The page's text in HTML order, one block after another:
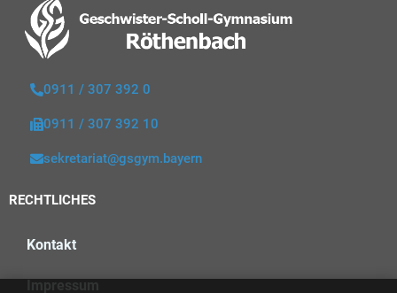
0911 / 307 392 0
0911 / 307 392 10
sekretariat@gsgym.bayern
RECHTLICHES
Kontakt
Impressum